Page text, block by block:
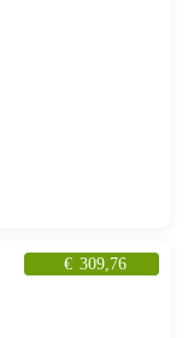
€ 309,76